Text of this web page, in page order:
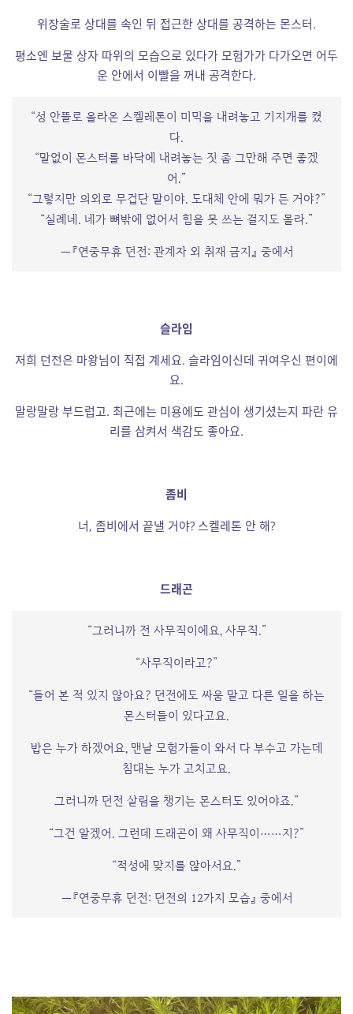
위장술로 상대를 속인 뒤 접근한 상대를 공격하는 몬스터.
평소엔 보물 상자 따위의 모습으로 있다가 모험가가 다가오면 어두
운 안에서 이빨을 꺼내 공격한다.
“성 안뜰로 올라온 스켈레톤이 미믹을 내려놓고 기지개를 켰
다.
“말없이 몬스터를 바닥에 내려놓는 짓 좀 그만해 주면 좋겠
어.”
“그렇지만 의외로 무겁단 말이야. 도대체 안에 뭐가 든 거야?”
“실례네. 네가 뼈밖에 없어서 힘을 못 쓰는 걸지도 몰라.”
―『연중무휴 던전: 관계자 외 취재 금지』 중에서
슬라임
저희 던전은 마왕님이 직접 계세요. 슬라임이신데 귀여우신 편이에
요.
말랑말랑 부드럽고. 최근에는 미용에도 관심이 생기셨는지 파란 유
리를 삼켜서 색감도 좋아요.
좀비
너, 좀비에서 끝낼 거야? 스켈레톤 안 해?
드래곤
“그러니까 전 사무직이에요, 사무직.”
“사무직이라고?”
“들어 본 적 있지 않아요? 던전에도 싸움 말고 다른 일을 하는
몬스터들이 있다고요.
밥은 누가 하겠어요, 맨날 모험가들이 와서 다 부수고 가는데
침대는 누가 고치고요.
그러니까 던전 살림을 챙기는 몬스터도 있어야죠.”
“그건 알겠어. 그런데 드래곤이 왜 사무직이……지?”
“적성에 맞지를 않아서요.”
―『연중무휴 던전: 던전의 12가지 모습』 중에서